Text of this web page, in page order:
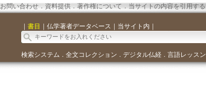
お問い合わせ． 資料提供． 著作権について．当サイトの内容を引用する
｜ 書目 ｜ 仏学著者データベース ｜ 当サイト内 ｜
検索システム ． 全文コレクション ． デジタル仏経． 言語レッスン